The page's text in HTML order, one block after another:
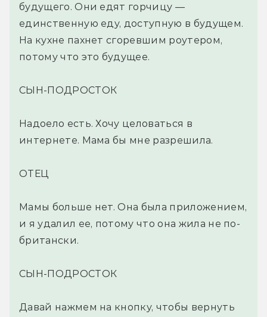
будущего. Они едят горчицу —
единственную еду, доступную в будущем.
На кухне пахнет сгоревшим роутером,
потому что это будущее.
СЫН-ПОДРОСТОК
Надоело есть. Хочу целоваться в
интернете. Мама бы мне разрешила.
ОТЕЦ
Мамы больше нет. Она была приложением,
и я удалил ее, потому что она жила не по-
британски.
СЫН-ПОДРОСТОК
Давай нажмем на кнопку, чтобы вернуть